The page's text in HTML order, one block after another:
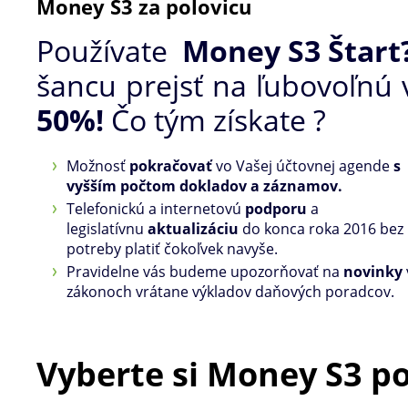
Money S3 za polovicu
Používate Money S3
šancu prejsť na ľubovoľnú
50%! Čo tým získate ?
Možnosť pokračovaťvo Vašej účtovnej agendes
vyšším počtom dokladov a záznamov.
Telefonickú a internetovú podporu a
legislatívnuaktualizáciu do konca roka 2016 bez
potreby platiť čokoľvek navyše.
Pravidelne vás budeme upozorňovať na novinky
zákonoch vrátane výkladov daňových poradcov.
Vyberte si Money S3